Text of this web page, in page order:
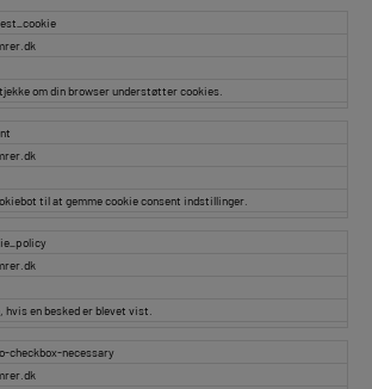
om din browser understøtter cookies.
til at gemme cookie consent indstillinger.
hvis en besked er blevet vist.
checkbox-necessary